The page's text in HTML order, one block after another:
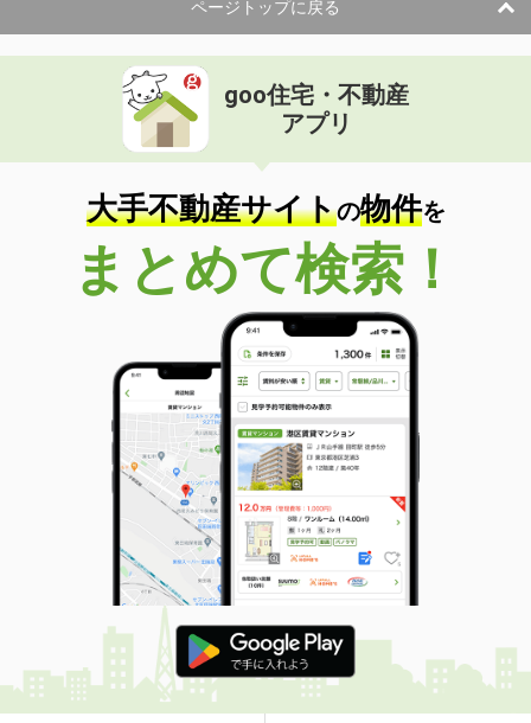
ページトップに戻る
goo住宅・不動産
アプリ
大手不動産サイトの物件を
まとめて検索！